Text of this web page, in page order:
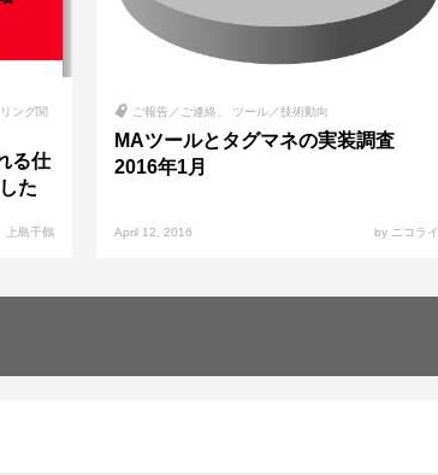
ング関
る仕
た
上島千鶴
ご報告／ご連絡 ツール／技術動向
MAツールとタグマネの実装調査
2016年1月
April 12, 2016 by ニコライ